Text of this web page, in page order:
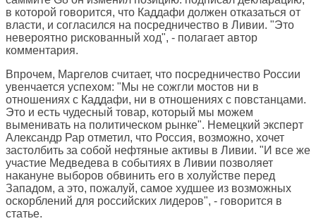
в которой говорится, что Каддафи должен отказаться от
власти, и согласился на посредничество в Ливии. "Это
невероятно рискованный ход", - полагает автор
комментария.
Впрочем, Маргелов считает, что посредничество России
увенчается успехом: "Мы не сожгли мостов ни в
отношениях с Каддафи, ни в отношениях с повстанцами.
Это и есть чудесный товар, который мы можем
выменивать на политическом рынке". Немецкий эксперт
Александр Рар отметил, что Россия, возможно, хочет
застолбить за собой нефтяные активы в Ливии. "И все же
участие Медведева в событиях в Ливии позволяет
накануне выборов обвинить его в холуйстве перед
Западом, а это, пожалуй, самое худшее из возможных
оскорблений для российских лидеров", - говорится в
статье.